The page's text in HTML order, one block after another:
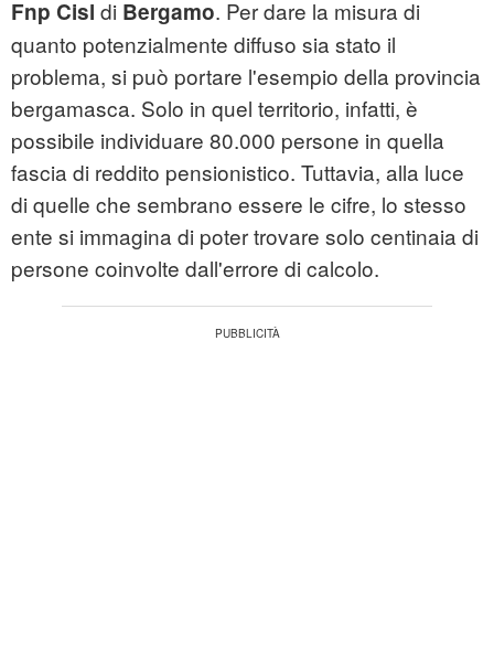
Fnp Cisl di Bergamo. Per dare la misura di
quanto potenzialmente diffuso sia stato il
problema, si può portare l'esempio della provincia
bergamasca. Solo in quel territorio, infatti, è
possibile individuare 80.000 persone in quella
fascia di reddito pensionistico. Tuttavia, alla luce
di quelle che sembrano essere le cifre, lo stesso
ente si immagina di poter trovare solo centinaia di
persone coinvolte dall'errore di calcolo.